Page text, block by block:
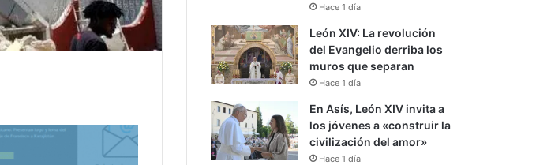
Hace 1 día
León XIV: La revolución
del Evangelio derriba los
muros que separan
Hace 1 día
En Asís, León XIV invita a
los jóvenes a «construir la
civilización del amor»
Hace 1 día